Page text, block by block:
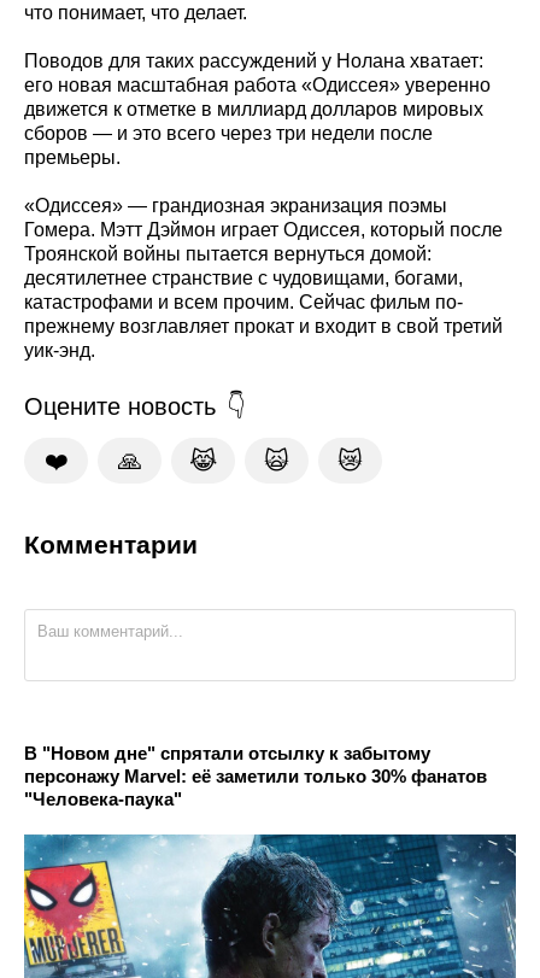
что понимает, что делает.
Поводов для таких рассуждений у Нолана хватает:
его новая масштабная работа «Одиссея» уверенно
движется к отметке в миллиард долларов мировых
сборов — и это всего через три недели после
премьеры.
«Одиссея» — грандиозная экранизация поэмы
Гомера. Мэтт Дэймон играет Одиссея, который после
Троянской войны пытается вернуться домой:
десятилетнее странствие с чудовищами, богами,
катастрофами и всем прочим. Сейчас фильм по-
прежнему возглавляет прокат и входит в свой третий
уик-энд.
Оцените новость
❤️ 🙏 😹 🙀 😿
Комментарии
В "Новом дне" спрятали отсылку к забытому
персонажу Marvel: её заметили только 30% фанатов
"Человека-паука"